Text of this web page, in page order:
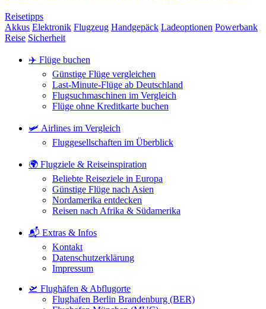
Reisetipps
Akkus Elektronik Flugzeug Handgepäck Ladeoptionen Powerbank
Reise Sicherheit
✈️ Flüge buchen
Günstige Flüge vergleichen
Last-Minute-Flüge ab Deutschland
Flugsuchmaschinen im Vergleich
Flüge ohne Kreditkarte buchen
🛩️ Airlines im Vergleich
Fluggesellschaften im Überblick
🌍 Flugziele & Reiseinspiration
Beliebte Reiseziele in Europa
Günstige Flüge nach Asien
Nordamerika entdecken
Reisen nach Afrika & Südamerika
📬 Extras & Infos
Kontakt
Datenschutzerklärung
Impressum
🛫 Flughäfen & Abflugorte
Flughafen Berlin Brandenburg (BER)